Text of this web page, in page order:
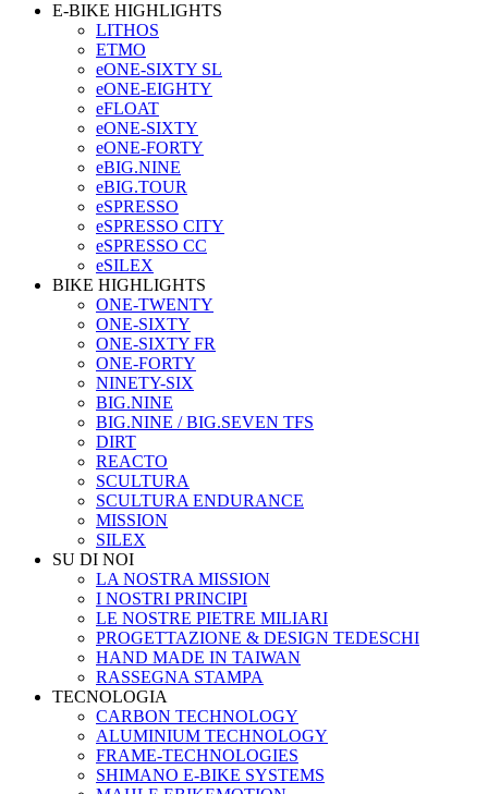
E-BIKE HIGHLIGHTS
LITHOS
ETMO
eONE-SIXTY SL
eONE-EIGHTY
eFLOAT
eONE-SIXTY
eONE-FORTY
eBIG.NINE
eBIG.TOUR
eSPRESSO
eSPRESSO CITY
eSPRESSO CC
eSILEX
BIKE HIGHLIGHTS
ONE-TWENTY
ONE-SIXTY
ONE-SIXTY FR
ONE-FORTY
NINETY-SIX
BIG.NINE
BIG.NINE / BIG.SEVEN TFS
DIRT
REACTO
SCULTURA
SCULTURA ENDURANCE
MISSION
SILEX
SU DI NOI
LA NOSTRA MISSION
I NOSTRI PRINCIPI
LE NOSTRE PIETRE MILIARI
PROGETTAZIONE & DESIGN TEDESCHI
HAND MADE IN TAIWAN
RASSEGNA STAMPA
TECNOLOGIA
CARBON TECHNOLOGY
ALUMINIUM TECHNOLOGY
FRAME-TECHNOLOGIES
SHIMANO E-BIKE SYSTEMS